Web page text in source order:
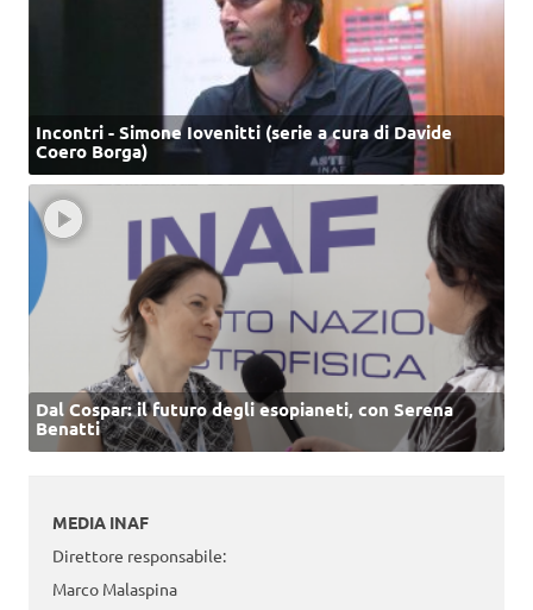
Incontri - Simone Iovenitti (serie a cura di Davide
Coero Borga)
Dal Cospar: il futuro degli esopianeti, con Serena
Benatti
MEDIA INAF
Direttore responsabile:
Marco Malaspina